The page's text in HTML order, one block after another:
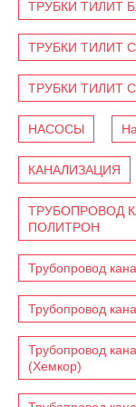
ТРУБКИ ТИЛИТ
ТРУБКИ ТИЛИТ
ТРУБКИ ТИЛИТ
НАСОСЫ
КАНАЛИЗАЦИЯ
ТРУБОПРОВОД
ПОЛИТРОН
Трубопровод
Трубопровод
Трубопровод
(Хемкор)